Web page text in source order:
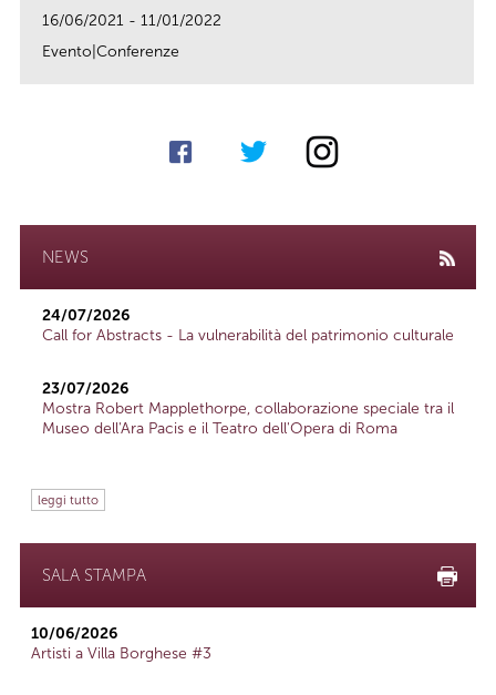
16/06/2021 - 11/01/2022
Evento|Conferenze
NEWS
24/07/2026
Call for Abstracts - La vulnerabilità del patrimonio culturale
23/07/2026
Mostra Robert Mapplethorpe, collaborazione speciale tra il
Museo dell'Ara Pacis e il Teatro dell'Opera di Roma
leggi tutto
SALA STAMPA
10/06/2026
Artisti a Villa Borghese #3